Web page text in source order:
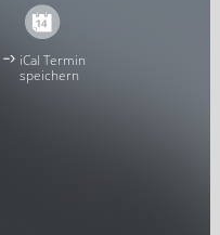
iCal Termin
speichern